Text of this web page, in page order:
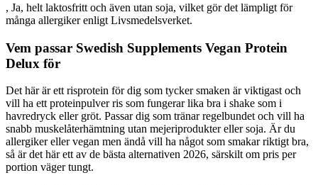
, Ja, helt laktosfritt och även utan soja, vilket gör det lämpligt för
många allergiker enligt Livsmedelsverket.
Vem passar Swedish Supplements Vegan Protein
Delux för
Det här är ett risprotein för dig som tycker smaken är viktigast och
vill ha ett proteinpulver ris som fungerar lika bra i shake som i
havredryck eller gröt. Passar dig som tränar regelbundet och vill ha
snabb muskelåterhämtning utan mejeriprodukter eller soja. Är du
allergiker eller vegan men ändå vill ha något som smakar riktigt bra,
så är det här ett av de bästa alternativen 2026, särskilt om pris per
portion väger tungt.